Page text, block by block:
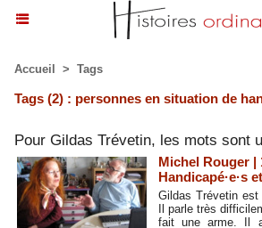
Accueil > Tags
Tags (2) : personnes en situation de
Pour Gildas Trévetin, les mots sont
Michel Rouger |
Handicapé·e·s
Gildas Trévetin est
Il parle très
fait une arme. Il